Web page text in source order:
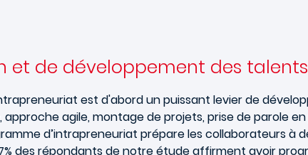
et de développement des talents
est d'abord un puissant levier de
agile, montage de projets, prise de parole
d’intrapreneuriat prépare les collaborateurs à
des répondants de notre étude affirment avoir